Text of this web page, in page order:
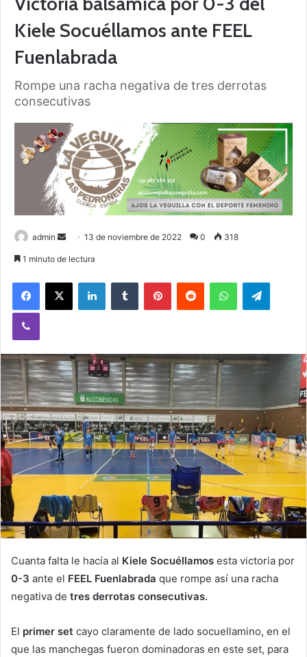
Kiele Socuéllamos ante FEEL
Fuenlabrada
Rompe una racha negativa de tres derrotas
consecutivas
admin
e
m
a
i
l
13 de noviembre de 2022 0 318
1 minuto de lectura
Cuanta falta le hacía al Kiele Socuéllamos esta victoria por
0-3 ante el FEEL Fuenlabrada que rompe así una racha
negativa de tres derrotas consecutivas.
El primer set cayo claramente de lado socuellamino, en el
que las manchegas fueron dominadoras en este set, para